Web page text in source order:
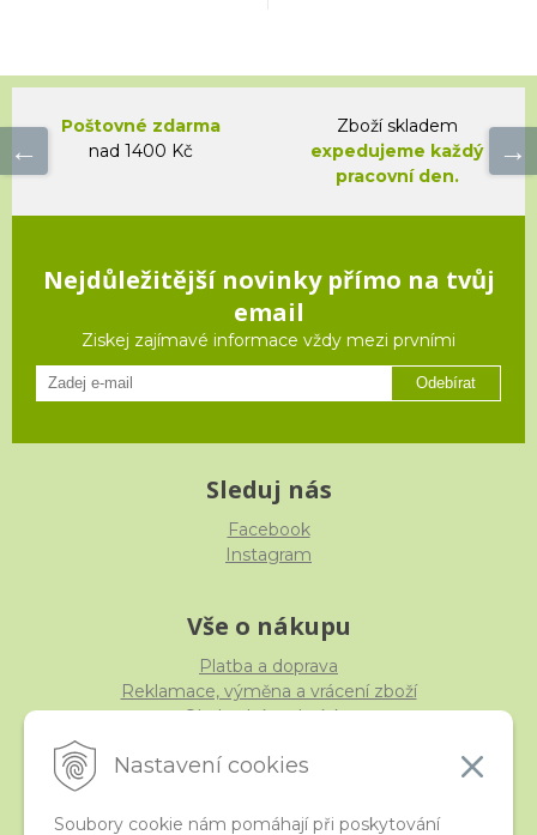
Nastavení cookies
Soubory cookie nám pomáhají při poskytování
Poštovné zdarma
nad 1400 Kč
Zboží skladem
expedujeme každý
pracovní den.
Nejdůležitější novinky přímo na tvůj
email
Ziskej zajímavé informace vždy mezi prvními
Odebírat
Sleduj nás
Facebook
Instagram
Vše o nákupu
Platba a doprava
Reklamace, výměna a vrácení zboží
Obchodní podmínky